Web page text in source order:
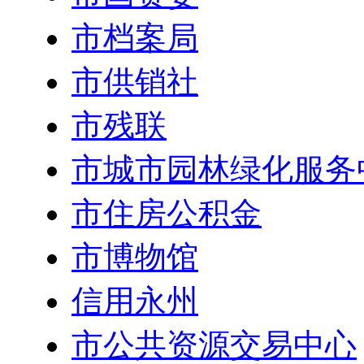
市档案局
市供销社
市残联
市城市园林绿化服
市住房公积金
市博物馆
信用永州
市公共资源交易中心